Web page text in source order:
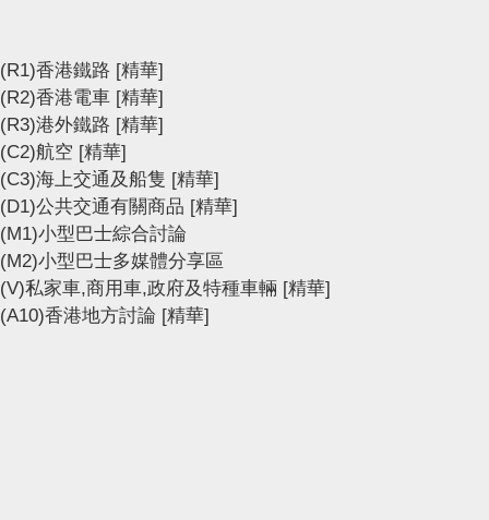
(R1)香港鐵路 [精華]
(R2)香港電車 [精華]
(R3)港外鐵路 [精華]
(C2)航空 [精華]
(C3)海上交通及船隻 [精華]
(D1)公共交通有關商品 [精華]
(M1)小型巴士綜合討論
(M2)小型巴士多媒體分享區
(V)私家車,商用車,政府及特種車輛 [精華]
(A10)香港地方討論 [精華]